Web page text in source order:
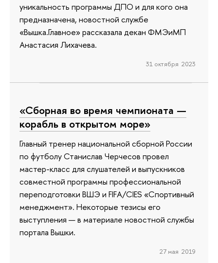
уникальность программы ДПО и для кого она
предназначена, новостной службе
«Вышка.Главное» рассказала декан ФМЭиМП
Анастасия Лихачева.
31 октября 2023
«Сборная во время чемпионата —
корабль в открытом море»
Главный тренер национальной сборной России
по футболу Станислав Черчесов провел
мастер-класс для слушателей и выпускников
совместной программы профессиональной
переподготовки ВШЭ и FIFA/CIES «Спортивный
менеджмент». Некоторые тезисы его
выступления — в материале новостной службы
портала Вышки.
27 мая 2019